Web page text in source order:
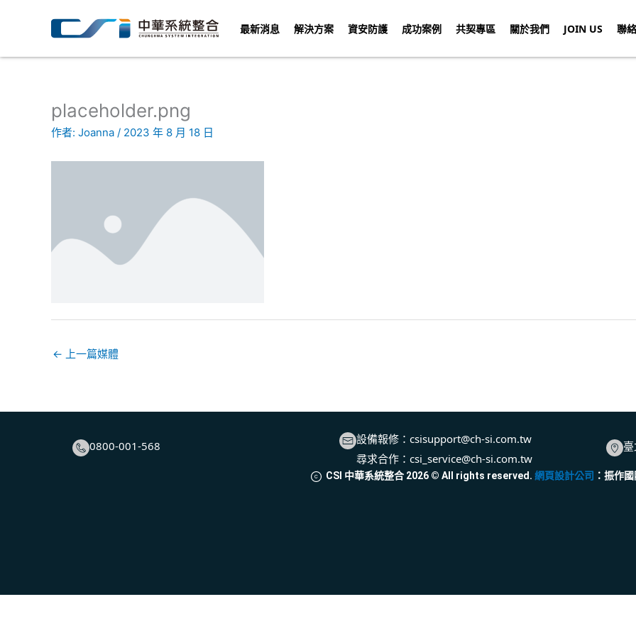
要
最新消息 解決方案 資安防護 成功案例 共契專區 關於我們 JOIN US 聯
placeholder.png
作者: Joanna / 2023 年 8 月 18 日
← 上一篇媒體
0800-001-568 設備報修：csisupport@ch-si.com.tw
尋求合作：csi_service@ch-si.com.tw
CSI 中華系統整合2026 © All rights reserved. 網頁設計公司 ：振作